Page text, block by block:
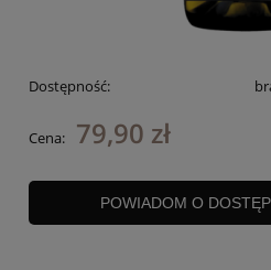
Dostępność:
Cena: 79,90 zł
POWIADOM O